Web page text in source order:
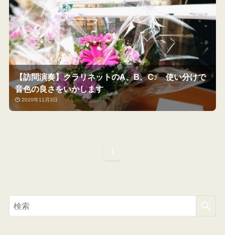
【訪問演奏】クラリネットのA、B、C♪ 使い分けで
音色の良さをいかします
2020年11月3日
1